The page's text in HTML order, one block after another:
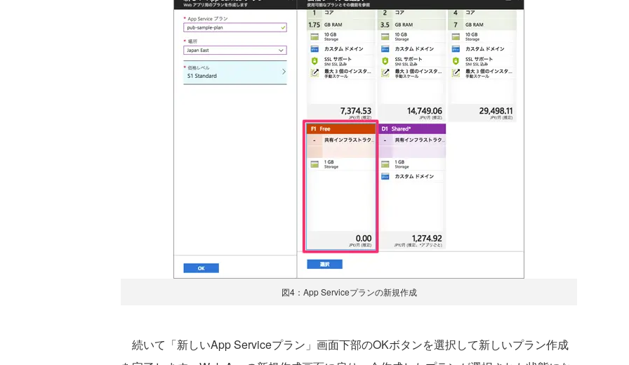
図4：App Serviceプランの新規作成
続いて「新しいApp Serviceプラン」画面下部のOKボタンを選択して新しいプラン作成